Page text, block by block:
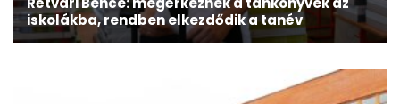
iskolákba, rendben elkezdődik a tanév